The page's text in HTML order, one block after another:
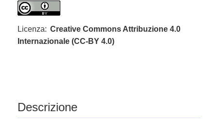
Licenza: Creative Commons Attribuzione 4.0
Internazionale (CC-BY 4.0)
Descrizione